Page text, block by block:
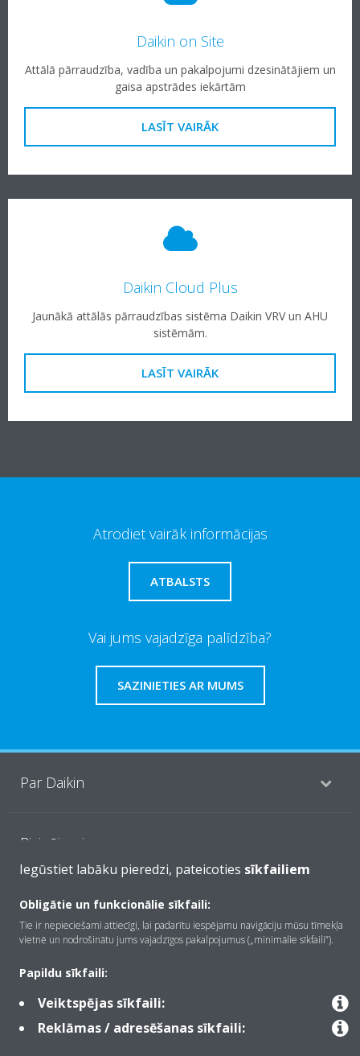
Daikin on Site
Attālā pārraudzība, vadība un pakalpojumi dzesinātājiem un
gaisa apstrādes iekārtām
LASĪT VAIRĀK
Daikin Cloud Plus
Jaunākā attālās pārraudzības sistēma Daikin VRV un AHU
sistēmām.
LASĪT VAIRĀK
Atrodiet vairāk informācijas
ATBALSTS
Vai jums vajadzīga palīdzība?
SAZINIETIES AR MUMS
Par Daikin
Risinājumi
Kontaktinformācija
Copyright © Daikin
Iegūstiet labāku pieredzi, pateicoties sīkfailiem
Obligātie un funkcionālie sīkfaili:
Tie ir nepieciešami attiecīgi, lai padarītu iespējamu navigāciju mūsu tīmekļa
vietnē un nodrošinātu jums vajadzīgos pakalpojumus („minimālie sīkfaili”).
Papildu sīkfaili:
Veiktspējas sīkfaili:
Reklāmas / adresēšanas sīkfaili: